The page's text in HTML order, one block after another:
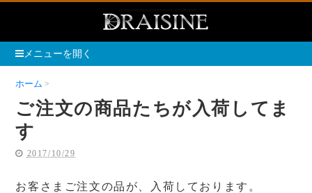
メニューを開く
ホーム
ご注文の商品たちが入荷してま
す
2017/10/29
お客さまご注文の品が、入荷しております。